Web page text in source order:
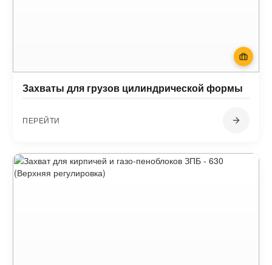
Захваты для грузов цилиндрической формы
ПЕРЕЙТИ